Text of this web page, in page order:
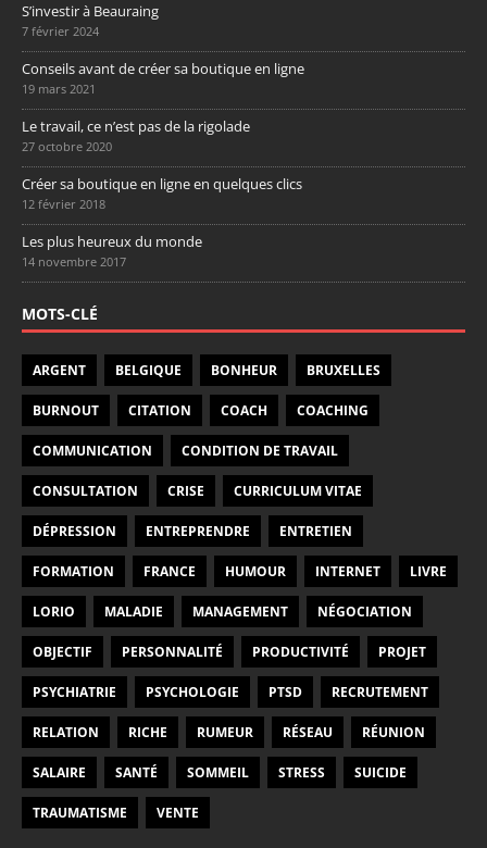
S’investir à Beauraing
7 février 2024
Conseils avant de créer sa boutique en ligne
19 mars 2021
Le travail, ce n’est pas de la rigolade
27 octobre 2020
Créer sa boutique en ligne en quelques clics
12 février 2018
Les plus heureux du monde
14 novembre 2017
MOTS-CLÉ
ARGENT BELGIQUE BONHEUR BRUXELLES
BURNOUT CITATION COACH COACHING
COMMUNICATION CONDITION DE TRAVAIL
CONSULTATION CRISE CURRICULUM VITAE
DÉPRESSION ENTREPRENDRE ENTRETIEN
FORMATION FRANCE HUMOUR INTERNET LIVRE
LORIO MALADIE MANAGEMENT NÉGOCIATION
OBJECTIF PERSONNALITÉ PRODUCTIVITÉ PROJET
PSYCHIATRIE PSYCHOLOGIE PTSD RECRUTEMENT
RELATION RICHE RUMEUR RÉSEAU RÉUNION
SALAIRE SANTÉ SOMMEIL STRESS SUICIDE
TRAUMATISME VENTE